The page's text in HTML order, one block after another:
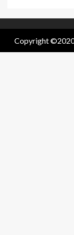
Copyright ©2020